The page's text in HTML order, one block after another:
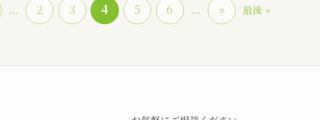
... 2 3 4 5 6 ... » 最後 »